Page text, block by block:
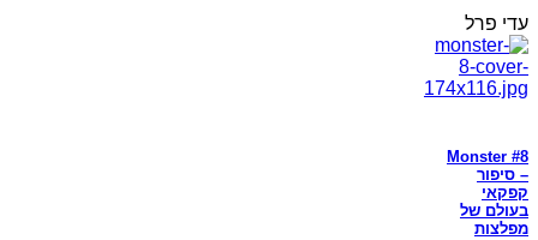
עדי פרל
Monster #8
– סיפור
קפקאי
בעולם של
מפלצות